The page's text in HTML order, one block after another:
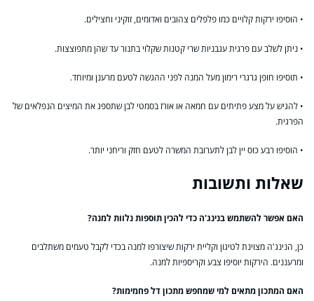
• הוסיפו ירקות קלויים כמו פלפלים צהובים ואדומים, זוקיני וחצילים.
• ניתן לשלב עם פרגית עגבניות שרי קטנות שקלוי בתנור עד שהן מתפוצצות.
• תוסיפו חופן גרגרי רימון מעל המנה לפני ההגשה לטעם מרענן ומיוחד.
• להגיש על מצע פתיתים עם חמאה או אורז בסמטי לבן שתספג את המיצים הנפלאים של
הפרגית.
• הוסיפו רבע כוס יין לבן לתערובת המשרה לטעם חזק וריחני יותר.
שאלות ותשובות
האם אפשר להשתמש בנינג'ה כדי להכין תוספות נלוות למנה?
כן, הנינג'ה מצוינת לטיגון וקליית ירקות שיצורפו למנה בכדי לקבל טעמים משתלבים
ומרעננים. הירקות יוסיפו צבע וקריספיות למנה.
האם המתכון מתאים למי שמחפש מתכון דל פחמימות?